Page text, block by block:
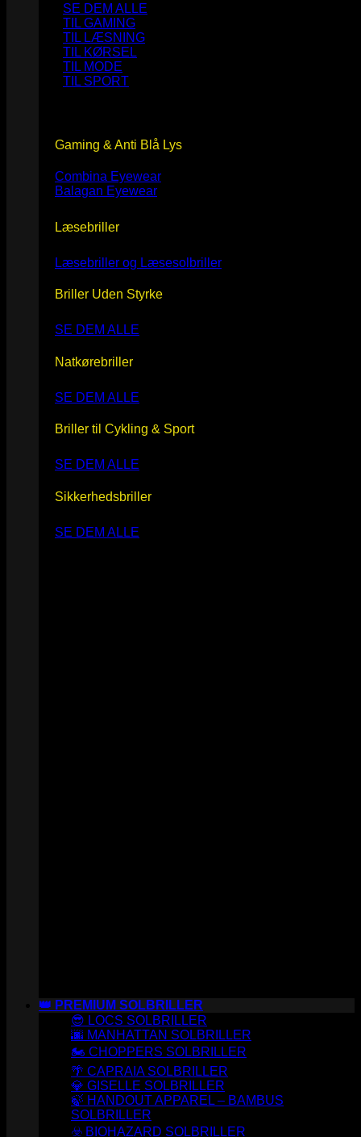
SE DEM ALLE
TIL GAMING
TIL LÆSNING
TIL KØRSEL
TIL MODE
TIL SPORT
Gaming & Anti Blå Lys
Combina Eyewear
Balagan Eyewear
Læsebriller
Læsebriller og Læsesolbriller
Briller Uden Styrke
SE DEM ALLE
Natkørebriller
SE DEM ALLE
Briller til Cykling & Sport
SE DEM ALLE
Sikkerhedsbriller
SE DEM ALLE
👑 PREMIUM SOLBRILLER
😎 LOCS SOLBRILLER
🌆 MANHATTAN SOLBRILLER
🏍️ CHOPPERS SOLBRILLER
🌴 CAPRAIA SOLBRILLER
💎 GISELLE SOLBRILLER
🍃 HANDOUT APPAREL – BAMBUS
SOLBRILLER
☣️ BIOHAZARD SOLBRILLER